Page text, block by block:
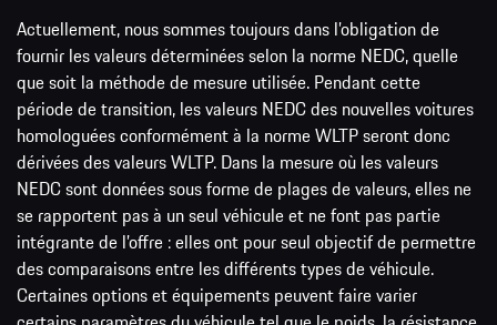
Actuellement, nous sommes toujours dans l’obligation de
fournir les valeurs déterminées selon la norme NEDC, quelle
que soit la méthode de mesure utilisée. Pendant cette
période de transition, les valeurs NEDC des nouvelles voitures
homologuées conformément à la norme WLTP seront donc
dérivées des valeurs WLTP. Dans la mesure où les valeurs
NEDC sont données sous forme de plages de valeurs, elles ne
se rapportent pas à un seul véhicule et ne font pas partie
intégrante de l’offre : elles ont pour seul objectif de permettre
des comparaisons entre les différents types de véhicule.
Certaines options et équipements peuvent faire varier